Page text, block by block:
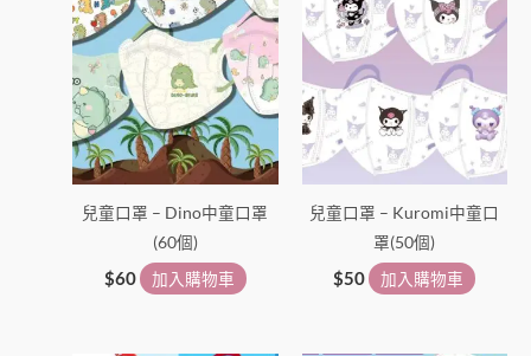
兒童口罩 – Dino中童口罩
(60個)
$60 加入購物車
兒童口罩 – Kuromi中童口
罩(50個)
$50 加入購物車